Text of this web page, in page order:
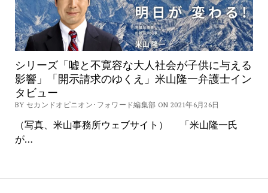
シリーズ「嘘と不寛容な大人社会が子供に与える
影響」「開示請求のゆくえ」米山隆一弁護士イン
タビュー
BY セカンドオピニオン･フォワード編集部 ON 2021年6月26日
（写真、米山事務所ウェブサイト） 「米山隆一氏
が…